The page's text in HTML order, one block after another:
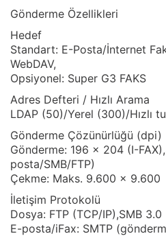
Gönderme Özellikleri
Hedef
Standart: E-Posta/İnternet
WebDAV,
Opsiyonel: Super G3 FAKS
Adres Defteri / Hızlı Arama
LDAP (50)/Yerel (300)/Hızlı
Gönderme Çözünürlüğü (dpi)
Gönderme: 196 x 204 (I-
posta/SMB/FTP)
Çekme: Maks. 9.600 x 9.600
İletişim Protokolü
Dosya: FTP (TCP/IP),SMB 3.0
E-posta/iFax: SMTP